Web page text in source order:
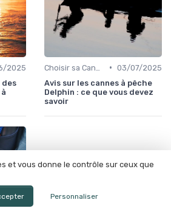
2025
des
• 03/07/2025
Avis sur les cannes à pêche
Delphin : ce que vous devez
savoir
et vous donne le contrôle sur ceux que
Personnaliser